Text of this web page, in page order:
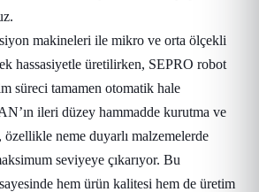
makineleri ile mikro ve orta ölçekli
hassasiyetle üretilirken, SEPRO robot
süreci tamamen otomatik hale
ileri düzey hammadde kurutma ve
özellikle neme duyarlı malzemelerde
seviyeye çıkarıyor. Bu
hem ürün kalitesi hem de üretim